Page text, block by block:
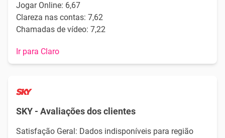
Jogar Online: 6,67
Clareza nas contas: 7,62
Chamadas de vídeo: 7,22
Ir para Claro
SKY - Avaliações dos clientes
Satisfação Geral: Dados indisponíveis para região